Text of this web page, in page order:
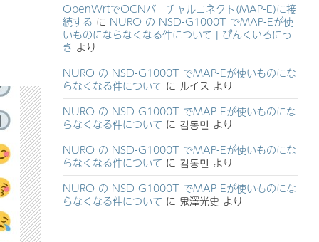
OpenWrtでOCNバーチャルコネクト(MAP-E)に接
続する に NURO の NSD-G1000T でMAP-Eが使
いものにならなくなる件について | ぴんくいろにっ
き より
NURO の NSD-G1000T でMAP-Eが使いものにな
らなくなる件について に ルイス より
NURO の NSD-G1000T でMAP-Eが使いものにな
らなくなる件について に 김동민 より
NURO の NSD-G1000T でMAP-Eが使いものにな
らなくなる件について に 김동민 より
NURO の NSD-G1000T でMAP-Eが使いものにな
らなくなる件について に 鬼澤光史 より